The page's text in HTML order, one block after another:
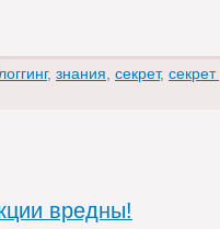
, знания секрет,
вредны!